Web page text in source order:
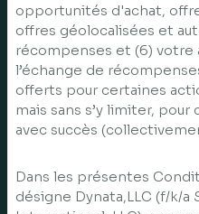
opportunités d'achat,
offres géolocalisées et
récompenses et (6)
l’échange de
offerts pour certaines
mais sans s’y limiter,
avec succès
Dans les présentes
désigne Dynata,LLC (f/k/a